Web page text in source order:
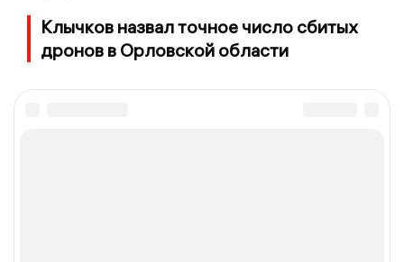
Клычков назвал точное число сбитых
дронов в Орловской области